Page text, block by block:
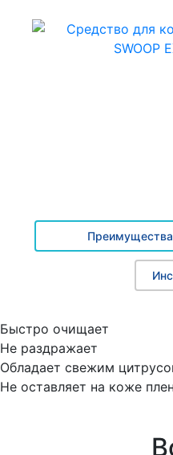
Преимущества
Быстро очищает
Не раздражает
Обладает свежим
Не оставляет на коже